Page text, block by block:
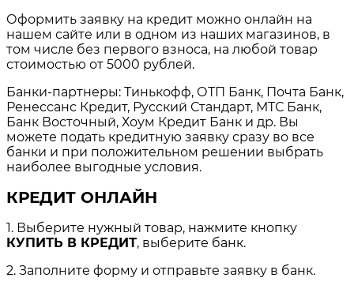
Оформить заявку на кредит можно онлайн на
нашем сайте или в одном из наших магазинов, в
том числе без первого взноса, на любой товар
стоимостью от 5000 рублей.
Банки-партнеры: Тинькофф, ОТП Банк, Почта Банк,
Ренессанс Кредит, Русский Стандарт, МТС Банк,
Банк Восточный, Хоум Кредит Банк и др. Вы
можете подать кредитную заявку сразу во все
банки и при положительном решении выбрать
наиболее выгодные условия.
КРЕДИТ ОНЛАЙН
1. Выберите нужный товар, нажмите кнопку
КУПИТЬ В КРЕДИТ, выберите банк.
2. Заполните форму и отправьте заявку в банк.